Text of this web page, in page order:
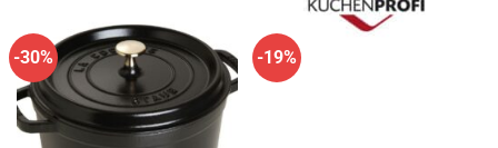
a
126,00€
più
varianti.
Le
opzioni
possono
43,00€.30,10€.
-30% -19%